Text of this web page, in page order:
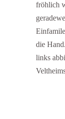
fröhlich
die
links